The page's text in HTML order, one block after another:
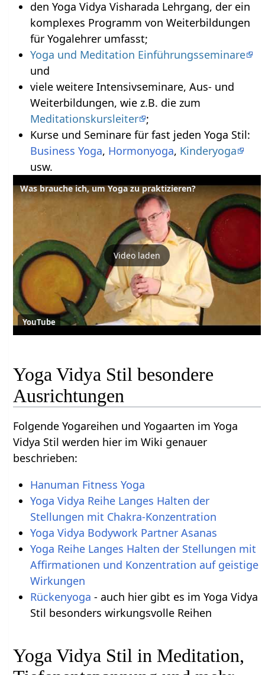
den Yoga Vidya Visharada Lehrgang, der ein
komplexes Programm von Weiterbildungen
für Yogalehrer umfasst;
Yoga und Meditation Einführungsseminare
und
viele weitere Intensivseminare, Aus- und
Weiterbildungen, wie z.B. die zum
Meditationskursleiter ;
Kurse und Seminare für fast jeden Yoga Stil:
Business Yoga, Hormonyoga, Kinderyoga
usw.
Was brauche ich, um Yoga zu praktizieren?
Video laden
YouTube
Yoga Vidya Stil besondere
Ausrichtungen
Folgende Yogareihen und Yogaarten im Yoga
Vidya Stil werden hier im Wiki genauer
beschrieben:
Hanuman Fitness Yoga
Yoga Vidya Reihe Langes Halten der
Stellungen mit Chakra-Konzentration
Yoga Vidya Bodywork Partner Asanas
Yoga Reihe Langes Halten der Stellungen mit
Affirmationen und Konzentration auf geistige
Wirkungen
Rückenyoga - auch hier gibt es im Yoga Vidya
Stil besonders wirkungsvolle Reihen
Yoga Vidya Stil in Meditation,